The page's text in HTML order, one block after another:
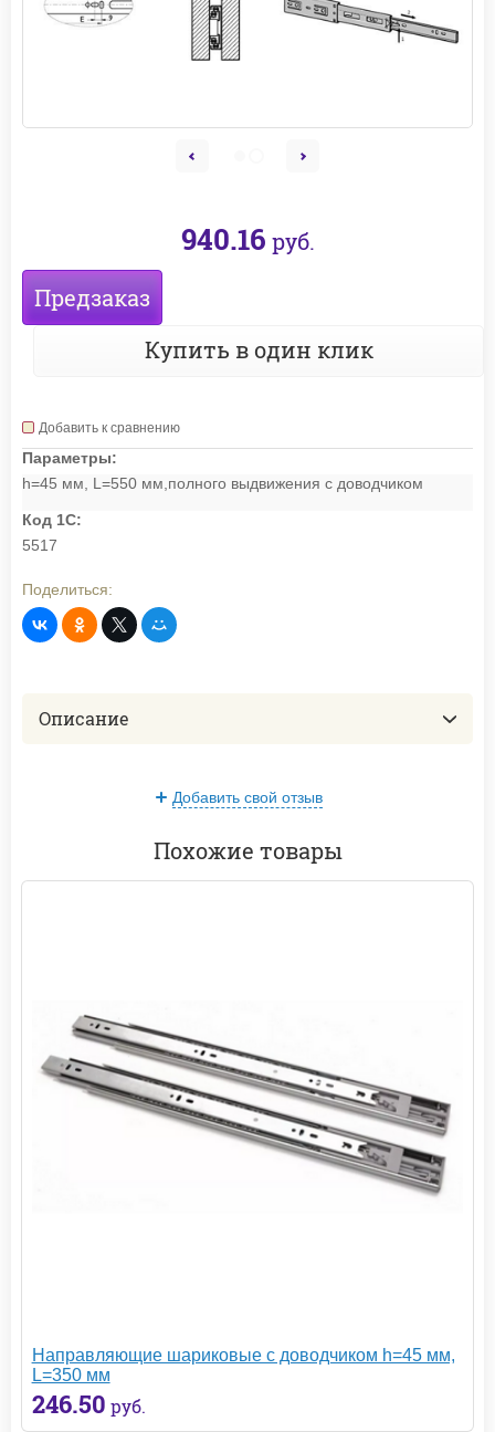
940.16 руб.
Предзаказ
Купить в один клик
Добавить к сравнению
Параметры:
h=45 мм, L=550 мм,полного выдвижения с доводчиком
Код 1С:
5517
Поделиться:
Описание
Добавить свой отзыв
Похожие товары
Направляющие шариковые с доводчиком h=45 мм,
L=350 мм
246.50 руб.